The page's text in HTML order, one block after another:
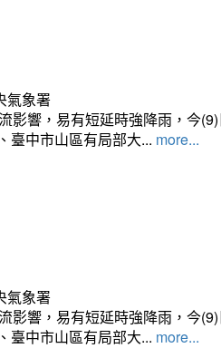
氣象署
影響，易有短延時強降雨，今
臺中市山區有局部大... more...
氣象署
影響，易有短延時強降雨，今
臺中市山區有局部大... more...